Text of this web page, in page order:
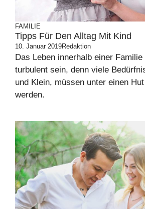
FAMILIE
Tipps Für Den Alltag Mit Kind
10. Januar 2019Redaktion
Das Leben innerhalb einer
turbulent sein, denn viele
und Klein, müssen unter einen
werden.